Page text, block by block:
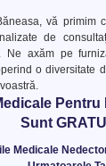
vă primim
de
Ne axăm pe
o diversitate
Sunt
Medicale